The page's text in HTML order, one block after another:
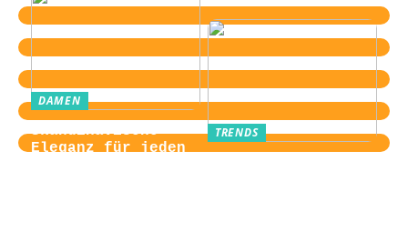
DAMEN
Skandinavische
Eleganz für jeden
TRENDS